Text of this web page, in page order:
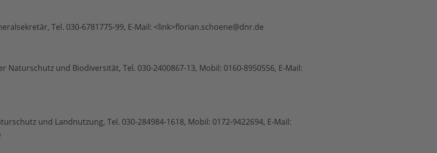
Tel. 030-6781775-99, E-Mail: <link>florian.schoene@dnr.de
Naturschutz und Biodiversität, Tel. 030-2400867-13, Mobil: 0160-8950556, E-Mail:
und Landnutzung, Tel. 030-284984-1618, Mobil: 0172-9422694, E-Mail: